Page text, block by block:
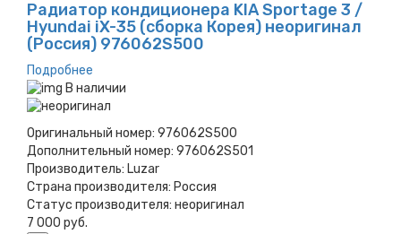
Радиатор кондиционера KIA Sportage 3 /
Hyundai iX-35 (сборка Корея) неоригинал
(Россия) 976062S500
Подробнее
В наличии
Оригинальный номер: 976062S500
Дополнительный номер: 976062S501
Производитель: Luzar
Страна производителя: Россия
Статус производителя: неоригинал
7 000 руб.